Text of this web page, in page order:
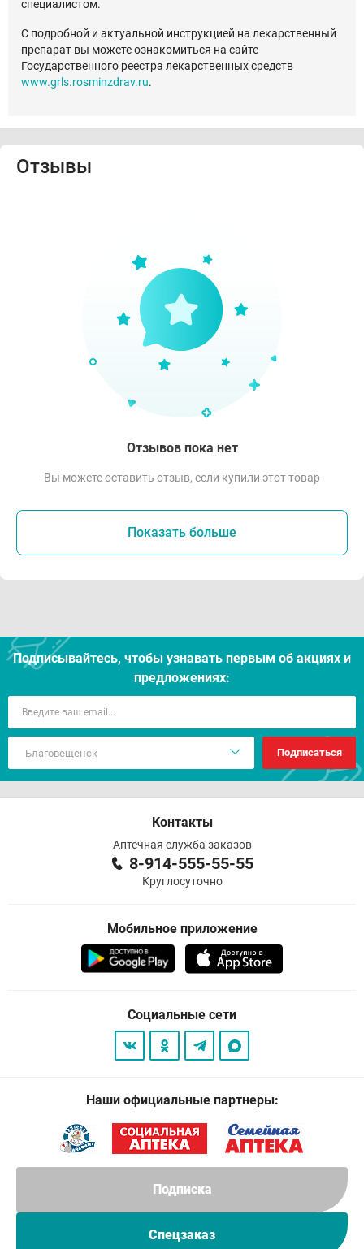
Подписка
Спецзаказ
специалистом.
С подробной и актуальной инструкцией на лекарственный
препарат вы можете ознакомиться на сайте
Государственного реестра лекарственных средств
www.grls.rosminzdrav.ru.
Отзывы
Отзывов пока нет
Вы можете оставить отзыв, если купили этот товар
Показать больше
Подписывайтесь, чтобы узнавать первым об акцияx и
предложениях:
Подписаться
Контакты
Аптечная служба заказов
8-914-555-55-55
Круглосуточно
Мобильное приложение
Социальные сети
Наши официальные партнеры: